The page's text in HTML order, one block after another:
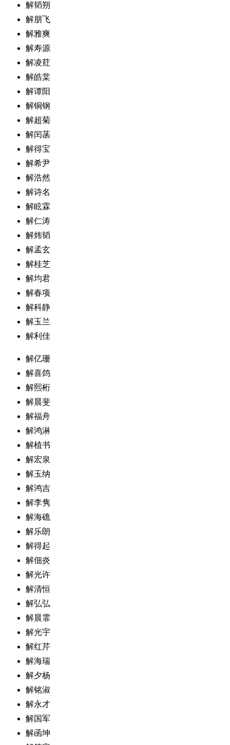
解韬朔
解朋飞
解雅爽
解寿源
解凌荭
解皓棠
解谭阳
解铜钢
解超菊
解闰菡
解得宝
解希尹
解浩然
解诗名
解眩霖
解仁涛
解炜韬
解孟玄
解桂芝
解均君
解春项
解科静
解玉兰
解利佳
解亿珊
解喜鸽
解熙桁
解晨斐
解福舟
解鸿淋
解植书
解宏泉
解玉纳
解鸿吉
解李隽
解海礁
解乐朗
解得起
解佃炎
解光许
解清恒
解弘弘
解晨霏
解光宇
解红芹
解海瑞
解夕杨
解铭淑
解永才
解国军
解函坤